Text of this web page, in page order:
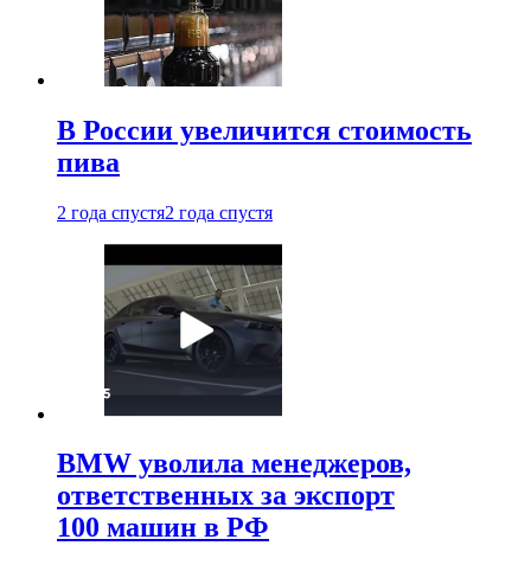
В России увеличится стоимость
пива
2 года спустя2 года спустя
BMW уволила менеджеров,
ответственных за экспорт
100 машин в РФ